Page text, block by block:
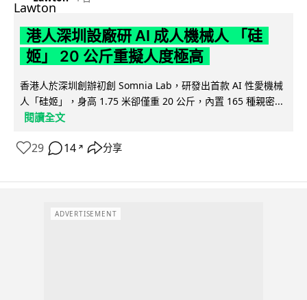
港人深圳設廠研 AI 成人機械人 「硅
姬」 20 公斤重擬人度極高
香港人於深圳創辦初創 Somnia Lab，研發出首款 AI 性愛機械
人「硅姬」，身高 1.75 米卻僅重 20 公斤，內置 165 種親密...
閱讀全文
29 14 ↗ 分享
ADVERTISEMENT